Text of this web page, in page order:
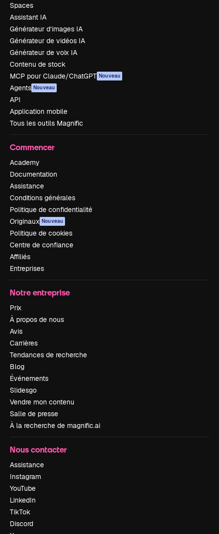
Spaces
Assistant IA
Générateur d’images IA
Générateur de vidéos IA
Générateur de voix IA
Contenu de stock
MCP pour Claude/ChatGPT Nouveau
Agents Nouveau
API
Application mobile
Tous les outils Magnific
Commencer
Academy
Documentation
Assistance
Conditions générales
Politique de confidentialité
Originaux Nouveau
Politique de cookies
Centre de confiance
Affiliés
Entreprises
Notre entreprise
Prix
À propos de nous
Avis
Carrières
Tendances de recherche
Blog
Événements
Slidesgo
Vendre mon contenu
Salle de presse
À la recherche de magnific.ai
Nous contacter
Assistance
Instagram
YouTube
LinkedIn
TikTok
Discord